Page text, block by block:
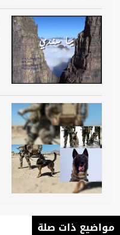
مواضيع ذات صلة